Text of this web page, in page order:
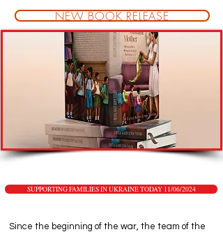
NEW BOOK RELEASE
SUPPORTING FAMILIES IN UKRAINE TODAY 11/06/2024
Since the beginning of the war, the team of the